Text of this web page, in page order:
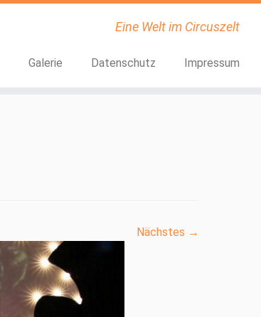
Eine Welt im Circuszelt
Galerie Datenschutz Impressum
Nächstes →